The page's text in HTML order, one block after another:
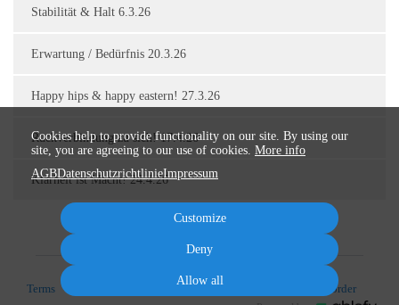
Stabilität & Halt 6.3.26
Erwartung / Bedürfnis 20.3.26
Happy hips & happy eastern! 27.3.26
Rückverbindung zu sich! 17.4.26
Klarheit ist Macht! 24.4.26
Terms Cancel subscription Cancel order
Cookies help to provide functionality on our site. By using our
site, you are agreeing to our use of cookies. More info
AGBDatenschutzrichtlinieImpressum
Customize
Deny
Allow all